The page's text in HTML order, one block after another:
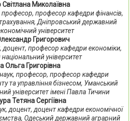
Світлана Миколаївна
професор кафедри фінансів,
Дніпровський державний
університет
Григорович
доцент, професор кафедри економіки,
університет
Ольга Григорівна
професор, професор кафедри
та управління бізнесом, Уманський
університет імені Павла Тичини
Тетяна Сергіївна
доцент, доцент кафедри економічної
Одеський державний аграрний